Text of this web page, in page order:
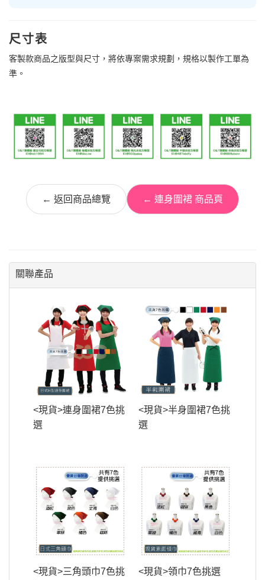
尺寸表
客製款商品之版型與尺寸，將依專案需求規劃，規格以製作工單為
準。
← 返回商品總覽 ← 連身圍裙 商品頁
關聯產品
<現貨>連身圍裙7色挑
選
<現貨>半身圍裙7色挑
選
<現貨>三角頭巾7色挑
<現貨>領巾7色挑選